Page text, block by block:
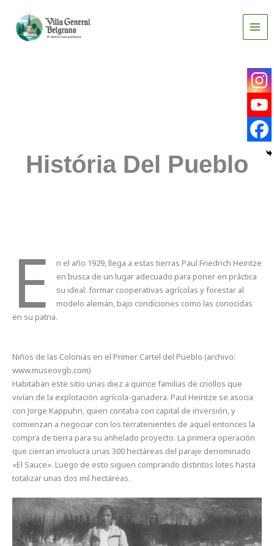
contenido
História Del Pueblo
E
n el año 1929, llega a estas tierras Paul Friedrich Heïntze
en busca de un lugar adecuado para poner en práctica
su ideal: formar cooperativas agrícolas y forestar al
modelo alemán, bajo condiciones como las conocidas
en su patria.
Niños de las Colonias en el Primer Cartel del Pueblo (archivo:
www.museovgb.com)
Habitaban este sitio unas diez a quince familias de criollos que
vivían de la explotación agrícola-ganadera. Paul Heïntze se asocia
con Jorge Kappuhn, quien contaba con capital de inversión, y
comienzan a negociar con los terratenientes de aquel entonces la
compra de tierra para su anhelado proyecto. La primera operación
que cierran involucra unas 300 hectáreas del paraje denominado
«El Sauce». Luego de esto siguen comprando distintos lotes hasta
totalizar unas dos mil hectáreas.